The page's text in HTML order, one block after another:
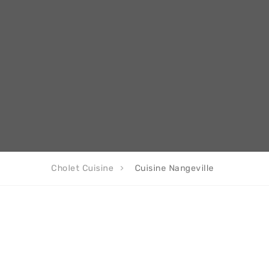
Cholet Cuisine Cuisine Nangeville